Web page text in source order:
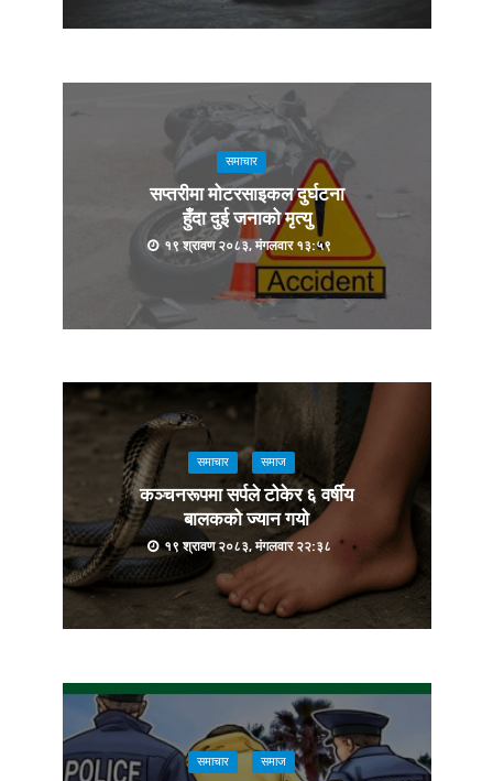
समाचार
सप्तरीमा मोटरसाइकल दुर्घटना
हुँदा दुई जनाको मृत्यु
१९ श्रावण २०८३, मंगलवार १३:५९
समाचार समाज
कञ्चनरूपमा सर्पले टोकेर ६ वर्षीय
बालकको ज्यान गयो
१९ श्रावण २०८३, मंगलवार २२:३८
समाचार समाज